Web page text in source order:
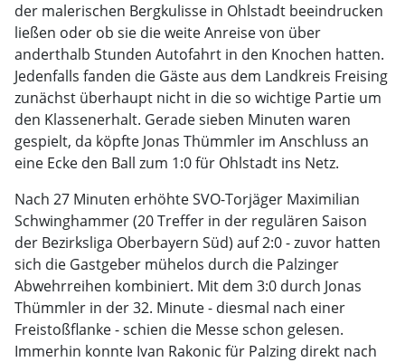
der malerischen Bergkulisse in Ohlstadt beeindrucken
ließen oder ob sie die weite Anreise von über
anderthalb Stunden Autofahrt in den Knochen hatten.
Jedenfalls fanden die Gäste aus dem Landkreis Freising
zunächst überhaupt nicht in die so wichtige Partie um
den Klassenerhalt. Gerade sieben Minuten waren
gespielt, da köpfte Jonas Thümmler im Anschluss an
eine Ecke den Ball zum 1:0 für Ohlstadt ins Netz.
Nach 27 Minuten erhöhte SVO-Torjäger Maximilian
Schwinghammer (20 Treffer in der regulären Saison
der Bezirksliga Oberbayern Süd) auf 2:0 - zuvor hatten
sich die Gastgeber mühelos durch die Palzinger
Abwehrreihen kombiniert. Mit dem 3:0 durch Jonas
Thümmler in der 32. Minute - diesmal nach einer
Freistoßflanke - schien die Messe schon gelesen.
Immerhin konnte Ivan Rakonic für Palzing direkt nach